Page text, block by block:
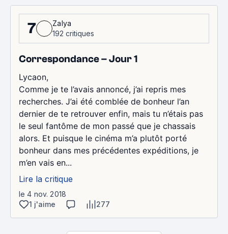
7
Zalya
192 critiques
Correspondance – Jour 1
Lycaon,
Comme je te l’avais annoncé, j’ai repris mes
recherches. J’ai été comblée de bonheur l’an
dernier de te retrouver enfin, mais tu n’étais pas
le seul fantôme de mon passé que je chassais
alors. Et puisque le cinéma m’a plutôt porté
bonheur dans mes précédentes expéditions, je
m’en vais en...
Lire la critique
le 4 nov. 2018
1 j'aime
277